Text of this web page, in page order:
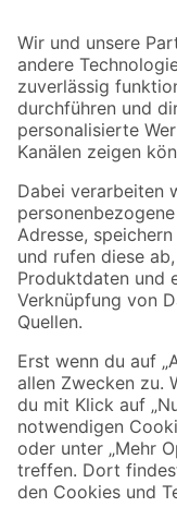
Der toom Newsletter:
Zur Newsletter
Folge uns
Zahlungsarten
Sicher einkaufen
Jetzt die toom-App